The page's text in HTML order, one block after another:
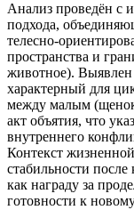
Анализ проведён с
подхода,
телесно-
пространства и
животное). Выявлен
характерный для
между малым
акт объятия, что
внутреннего
Контекст
стабильности после
как награду за
готовности к